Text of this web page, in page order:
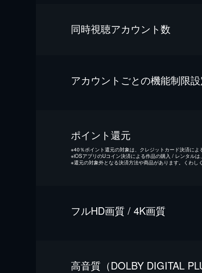
同時視聴アカウント数
アカウントごとの機能制限
ポイント還元
※40％ポイント還元の対象は、クレジットカード決済によ
※iOSアプリのUコイン決済による作品の購入 / レンタルは
※還元の対象外となる決済方法や商品があります。くわし
フルHD画質 / 4K画質
⾼⾳質（DOLBY DIGITAL